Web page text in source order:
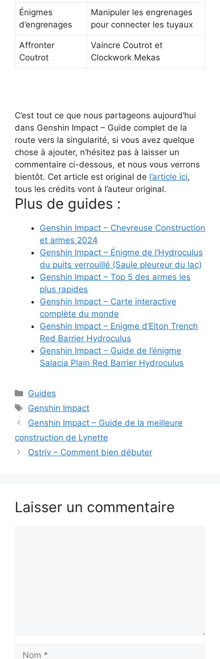
Énigmes
d’engrenages
Manipuler les engrenages
pour connecter les tuyaux
Affronter
Coutrot
Vaincre Coutrot et
Clockwork Mekas
C’est tout ce que nous partageons aujourd’hui
dans Genshin Impact – Guide complet de la
route vers la singularité, si vous avez quelque
chose à ajouter, n’hésitez pas à laisser un
commentaire ci-dessous, et nous vous verrons
bientôt. Cet article est original de l’article ici,
tous les crédits vont à l’auteur original.
Plus de guides :
Genshin Impact – Chevreuse Construction
et armes 2024
Genshin Impact – Énigme de l’Hydroculus
du puits verrouillé (Saule pleureur du lac)
Genshin Impact – Top 5 des armes les
plus rapides
Genshin Impact – Carte interactive
complète du monde
Genshin Impact – Enigme d’Elton Trench
Red Barrier Hydroculus
Genshin Impact – Guide de l’énigme
Salacia Plain Red Barrier Hydroculus
Catégories
Guides
Étiquettes
Genshin Impact
Genshin Impact – Guide de la meilleure
construction de Lynette
Ostriv – Comment bien débuter
Laisser un commentaire
Nom